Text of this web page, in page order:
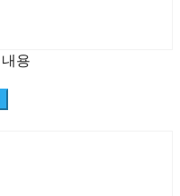
내용